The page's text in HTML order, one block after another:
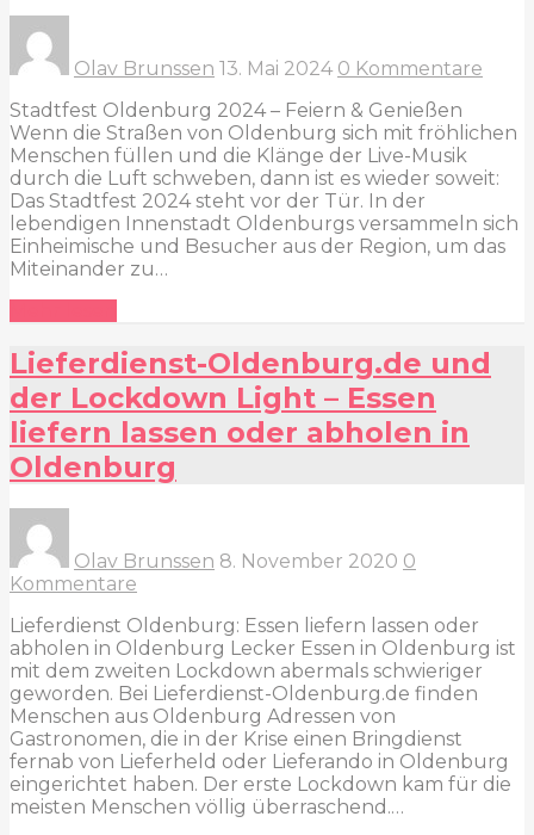
Olav Brunssen 13. Mai 2024 0 Kommentare
Stadtfest Oldenburg 2024 – Feiern & Genießen
Wenn die Straßen von Oldenburg sich mit fröhlichen
Menschen füllen und die Klänge der Live-Musik
durch die Luft schweben, dann ist es wieder soweit:
Das Stadtfest 2024 steht vor der Tür. In der
lebendigen Innenstadt Oldenburgs versammeln sich
Einheimische und Besucher aus der Region, um das
Miteinander zu…
Lieferdienst-Oldenburg.de und
der Lockdown Light – Essen
liefern lassen oder abholen in
Oldenburg
Olav Brunssen 8. November 2020 0
Kommentare
Lieferdienst Oldenburg: Essen liefern lassen oder
abholen in Oldenburg Lecker Essen in Oldenburg ist
mit dem zweiten Lockdown abermals schwieriger
geworden. Bei Lieferdienst-Oldenburg.de finden
Menschen aus Oldenburg Adressen von
Gastronomen, die in der Krise einen Bringdienst
fernab von Lieferheld oder Lieferando in Oldenburg
eingerichtet haben. Der erste Lockdown kam für die
meisten Menschen völlig überraschend.…